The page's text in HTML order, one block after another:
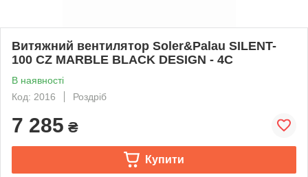
Витяжний вентилятор Soler&Palau SILENT-
100 CZ MARBLE BLACK DESIGN - 4C
В наявності
Код: 2016
Роздріб
7 285 ₴
Купити